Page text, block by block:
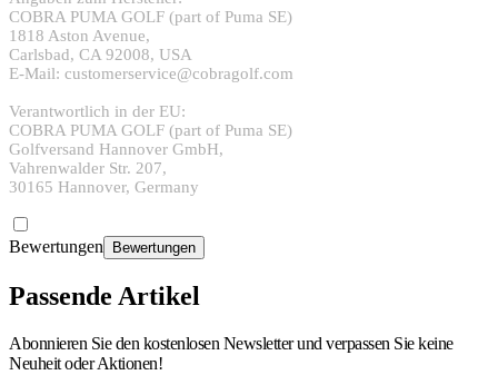
COBRA PUMA GOLF (part of Puma SE)
1818 Aston Avenue,
Carlsbad, CA 92008, USA
E-Mail: customerservice@cobragolf.com
Verantwortlich in der EU:
COBRA PUMA GOLF (part of Puma SE)
Golfversand Hannover GmbH,
Vahrenwalder Str. 207,
30165 Hannover, Germany
Bewertungen Bewertungen
Passende Artikel
Abonnieren Sie den kostenlosen Newsletter und verpassen Sie keine
Neuheit oder Aktionen!